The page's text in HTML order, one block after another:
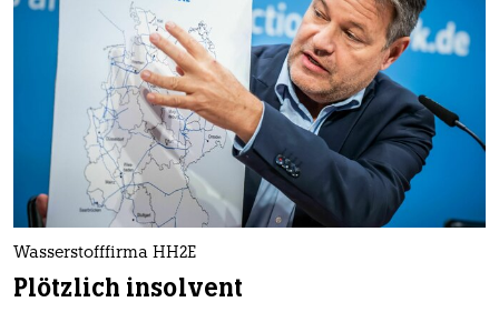
Wasserstofffirma HH2E
Plötzlich insolvent